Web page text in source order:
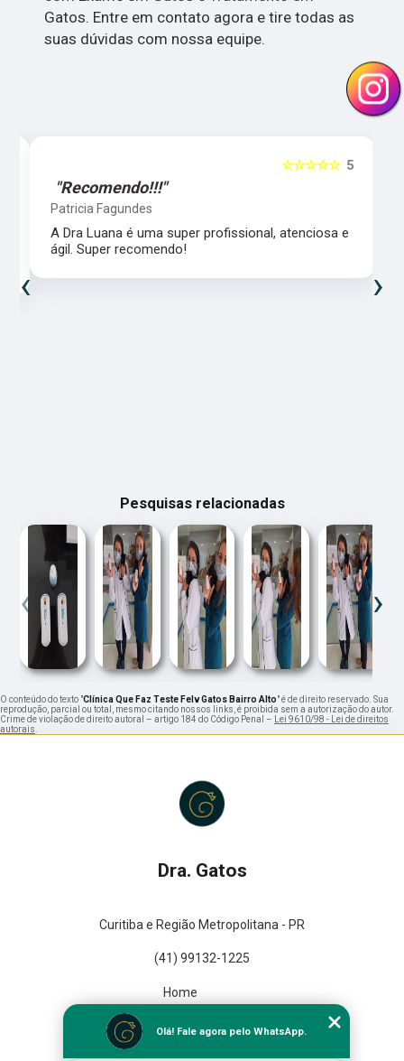
Gatos. Entre em contato agora e tire todas as
suas dúvidas com nossa equipe.
5
☆☆☆☆☆
"Recomendo!!!"
Patricia Fagundes
A Dra Luana é uma super profissional, atenciosa e
ágil. Super recomendo!
‹ ›
Pesquisas relacionadas
‹ ›
O conteúdo do texto "Clínica Que Faz Teste Felv Gatos Bairro Alto" é de direito reservado. Sua
reprodução, parcial ou total, mesmo citando nossos links, é proibida sem a autorização do autor.
Crime de violação de direito autoral – artigo 184 do Código Penal – Lei 9610/98 - Lei de direitos
autorais.
Dra. Gatos
Curitiba e Região Metropolitana - PR
(41) 99132-1225
Home
Missão
Serviços
Olá! Fale agora pelo WhatsApp.